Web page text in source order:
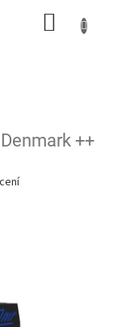
++